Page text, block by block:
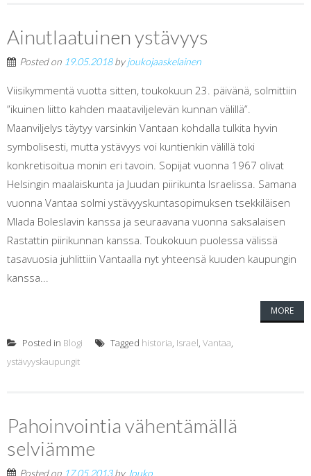
Ainutlaatuinen ystävyys
Posted on 19.05.2018byjoukojaaskelainen
Viisikymmentä vuotta sitten, toukokuun 23. päivänä, solmittiin
”ikuinen liitto kahden maataviljelevän kunnan välillä”.
Maanviljelys täytyy varsinkin Vantaan kohdalla tulkita hyvin
symbolisesti, mutta ystävyys voi kuntienkin välillä toki
konkretisoitua monin eri tavoin. Sopijat vuonna 1967 olivat
Helsingin maalaiskunta ja Juudan piirikunta Israelissa. Samana
vuonna Vantaa solmi ystävyyskuntasopimuksen tsekkiläisen
Mlada Boleslavin kanssa ja seuraavana vuonna saksalaisen
Rastattin piirikunnan kanssa. Toukokuun puolessa välissä
tasavuosia juhlittiin Vantaalla nyt yhteensä kuuden kaupungin
kanssa...
MORE
Posted in Blogi Tagged historia, Israel, Vantaa,
ystävyyskaupungit
Pahoinvointia vähentämällä
selviämme
Posted on 17.05.2013by Jouko